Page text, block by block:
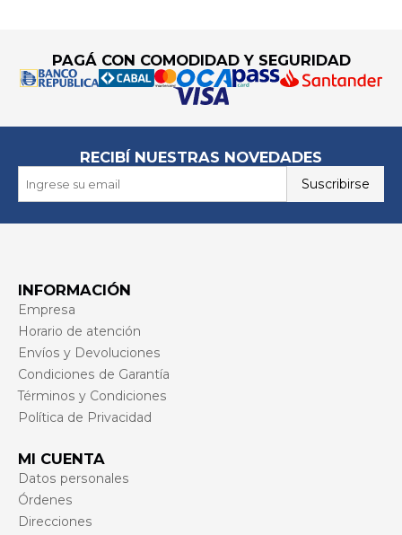
PAGÁ CON COMODIDAD Y SEGURIDAD
RECIBÍ NUESTRAS NOVEDADES
Suscribirse
INFORMACIÓN
Empresa
Horario de atención
Envíos y Devoluciones
Condiciones de Garantía
Términos y Condiciones
Política de Privacidad
MI CUENTA
Datos personales
Órdenes
Direcciones